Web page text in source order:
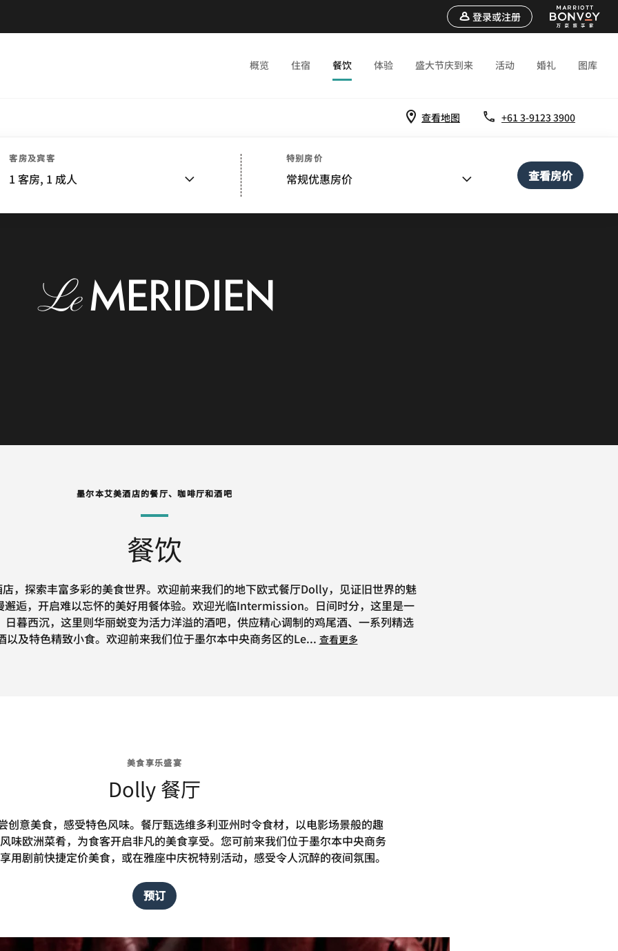
登录或注册
概览 住宿 餐饮 体验 盛大节庆到来 活动 婚礼 图库
查看地图 +61 3-9123 3900
客房及宾客
1 客房, 1 成人
特别房价
常规优惠房价 查看房价
墨尔本艾美酒店的餐厅、咖啡厅和酒吧
餐饮
，探索丰富多彩的美食世界。欢迎前来我们的地下欧式餐厅Dolly，见证旧世界的魅
邂逅，开启难以忘怀的美好用餐体验。欢迎光临Intermission。日间时分，这里是一
日暮西沉，这里则华丽蜕变为活力洋溢的酒吧，供应精心调制的鸡尾酒、一系列精选
以及特色精致小食。欢迎前来我们位于墨尔本中央商务区的Le... 查看更多
美食享乐盛宴
Dolly 餐厅
创意美食，感受特色风味。餐厅甄选维多利亚州时令食材，以电影场景般的趣
味欧洲菜肴，为食客开启非凡的美食享受。您可前来我们位于墨尔本中央商务
用剧前快捷定价美食，或在雅座中庆祝特别活动，感受令人沉醉的夜间氛围。
预订